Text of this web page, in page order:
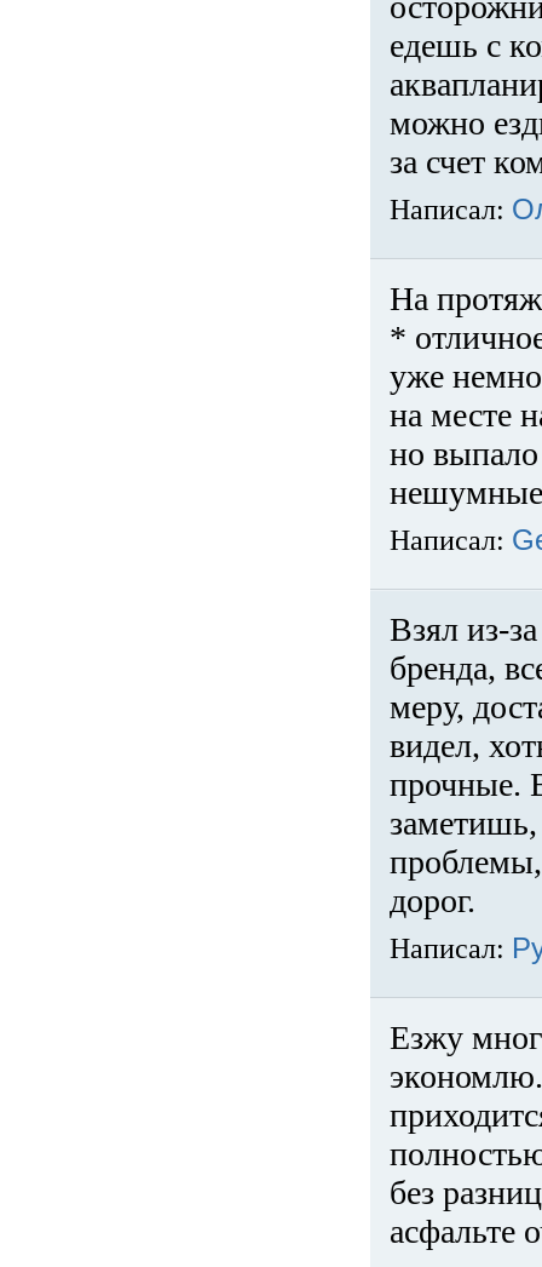
едешь с
можно
за счет
Написал:
На
*
уже
на месте
но
нешумные
Написал:
Взял из-
бренда,
меру,
видел,
прочные.
проблемы,
дорог.
Написал:
Езжу
без
асфальте